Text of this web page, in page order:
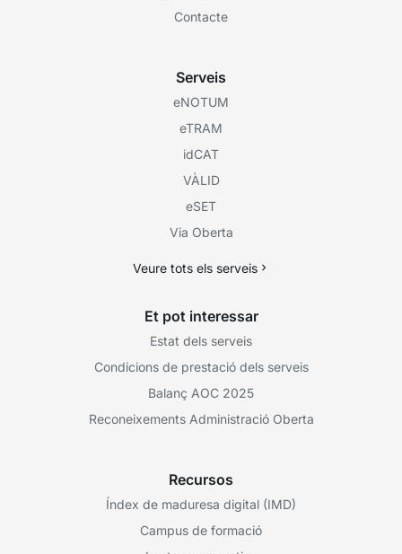
Contacte
Serveis
eNOTUM
eTRAM
idCAT
VÀLID
eSET
Via Oberta
Veure tots els serveis
Et pot interessar
Estat dels serveis
Condicions de prestació dels serveis
Balanç AOC 2025
Reconeixements Administració Oberta
Recursos
Índex de maduresa digital (IMD)
Campus de formació